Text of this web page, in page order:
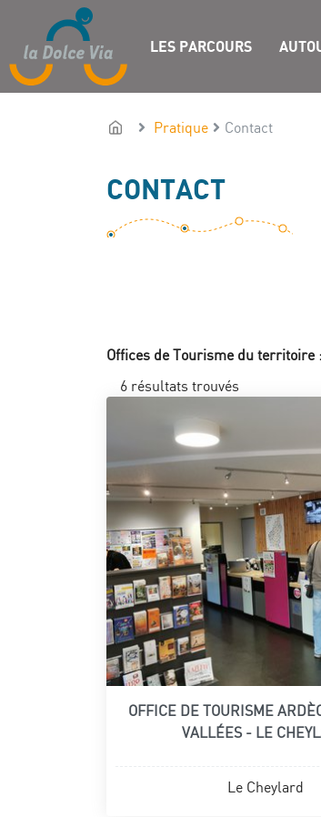
LES PARCOURS
Pratique Contact
CONTACT
Offices de Tourisme du territoire :
6 résultats trouvés
OFFICE DE TOURISME
VALLÉES - LE
Le Cheylard